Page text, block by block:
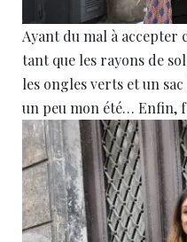
Ayant du mal à accepter
tant que les rayons de
les ongles verts et un
un peu mon été… Enfin,